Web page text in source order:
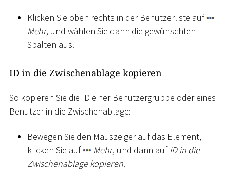
Klicken Sie oben rechts in der Benutzerliste auf
Mehr, und wählen Sie dann die gewünschten
Spalten aus.
ID in die Zwischenablage kopieren
So kopieren Sie die ID einer Benutzergruppe oder eines
Benutzer in die Zwischenablage:
Bewegen Sie den Mauszeiger auf das Element,
klicken Sie auf
Mehr, und dann auf ID in die
Zwischenablage kopieren.